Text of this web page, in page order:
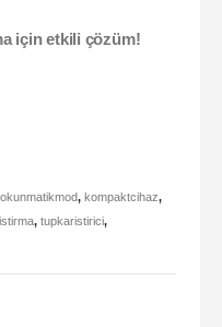
için etkili çözüm!
, kompaktcihaz,
, tupkaristirici,